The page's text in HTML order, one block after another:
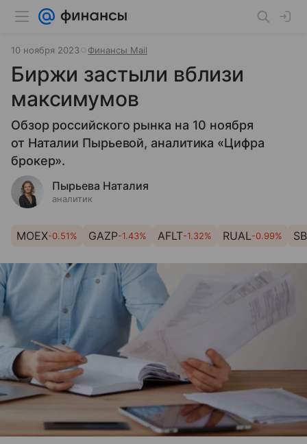
10 ноября 2023 Финансы Mail
Биржи застыли вблизи
максимумов
Обзор российского рынка на 10 ноября
от Наталии Пырьевой, аналитика «Цифра
брокер».
Пырьева Наталия
аналитик
MOEX-0.51% GAZP-1.43% AFLT-1.32% RUAL-0.99%